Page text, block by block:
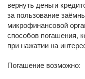
вернуть деньги
за пользование
микрофинансовой
способов погашения,
при нажатии на
Погашение возможно: